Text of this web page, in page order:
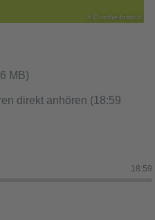
© Goethe-Institut
MB)
direkt anhören (18:59
18:59